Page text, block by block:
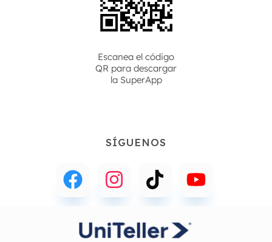
Escanea el código
QR para descargar
la SuperApp
SÍGUENOS